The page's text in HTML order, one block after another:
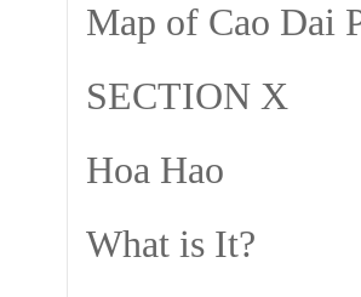
Map of Cao Dai
SECTION X
Hoa Hao
What is It?